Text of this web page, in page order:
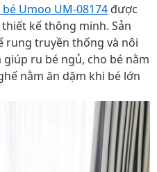
Umoo UM-08174 được
kế thông minh. Sản
rung truyền thống và nôi
ru bé ngủ, cho bé nằm
nằm ăn dặm khi bé lớn